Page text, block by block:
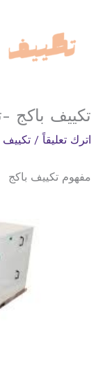
المحتوى
تكييف باكج
اترك تعليقاً / تكييف
مفهوم تكييف باكج